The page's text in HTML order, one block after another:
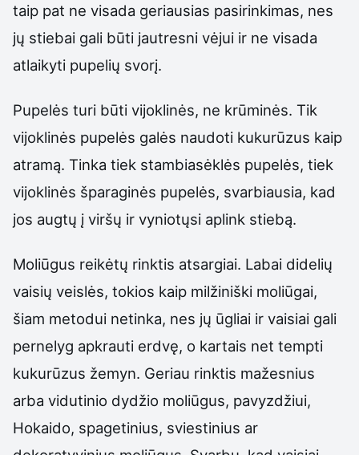
taip pat ne visada geriausias pasirinkimas, nes
jų stiebai gali būti jautresni vėjui ir ne visada
atlaikyti pupelių svorį.
Pupelės turi būti vijoklinės, ne krūminės. Tik
vijoklinės pupelės galės naudoti kukurūzus kaip
atramą. Tinka tiek stambiasėklės pupelės, tiek
vijoklinės šparaginės pupelės, svarbiausia, kad
jos augtų į viršų ir vyniotųsi aplink stiebą.
Moliūgus reikėtų rinktis atsargiai. Labai didelių
vaisių veislės, tokios kaip milžiniški moliūgai,
šiam metodui netinka, nes jų ūgliai ir vaisiai gali
pernelyg apkrauti erdvę, o kartais net tempti
kukurūzus žemyn. Geriau rinktis mažesnius
arba vidutinio dydžio moliūgus, pavyzdžiui,
Hokaido, spagetinius, sviestinius ar